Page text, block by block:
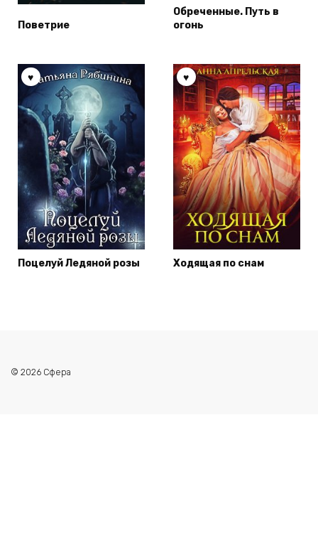
Поветрие
Обреченные. Путь в
огонь
Поцелуй Ледяной розы Ходящая по снам
© 2026 Сфера